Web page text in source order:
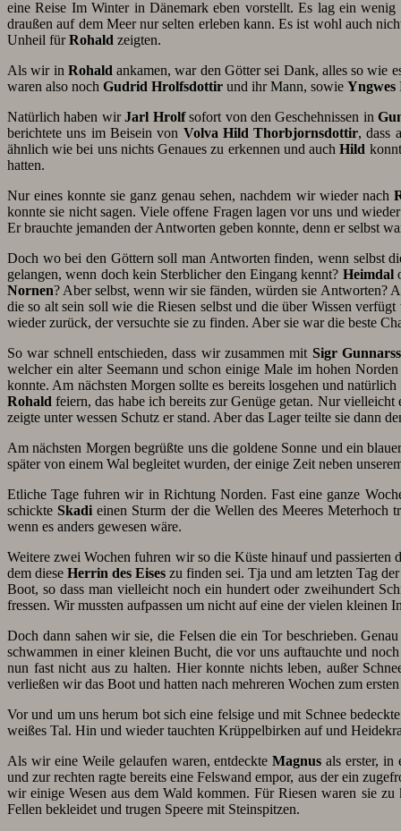
eine Reise Im Winter in Dänemark eben vorstellt. Es lag ein
draußen auf dem Meer nur selten erleben kann. Es ist wohl auch
Unheil fürRohald zeigten.
Als wir in Rohald ankamen, war den Götter sei Dank, alles so wie
waren also noch Gudrid Hrolfsdottir und ihr Mann, sowie Yngwes
Natürlich haben wirJarl Hrolfsofort von den Geschehnissen in
berichtete uns im Beisein von Volva Hild Thorbjornsdottir, dass
ähnlich wie bei uns nichts Genaues zu erkennen und auchHild
hatten.
Nur eines konnte sie ganz genau sehen, nachdem wir wieder nach
konnte sie nicht sagen. Viele offene Fragen lagen vor uns und
Er brauchte jemanden der Antworten geben konnte, denn er selbst
Doch wo bei den Göttern soll man Antworten finden, wenn selbst
gelangen, wenn doch kein Sterblicher den Eingang kennt? Heimdal
Nornen? Aber selbst, wenn wir sie fänden, würden sie Antworten?
die so alt sein soll wie die Riesen selbst und die über Wissen
wieder zurück, der versuchte sie zu finden. Aber sie war die beste
So war schnell entschieden, dass wir zusammen mit Sigr
welcher ein alter Seemann und schon einige Male im hohen
konnte. Am nächsten Morgen sollte es bereits losgehen und
Rohald feiern, das habe ich bereits zur Genüge getan. Nur
zeigte unter wessen Schutz er stand. Aber das Lager teilte sie dann
Am nächsten Morgen begrüßte uns die goldene Sonne und ein
später von einem Wal begleitet wurden, der einige Zeit neben
Etliche Tage fuhren wir in Richtung Norden. Fast eine ganze
schickteSkadi einen Sturm der die Wellen des Meeres Meterhoch
wenn es anders gewesen wäre.
Weitere zwei Wochen fuhren wir so die Küste hinauf und
dem diese Herrin des Eises zu finden sei. Tja und am letzten Tag
Boot, so dass man vielleicht noch ein hundert oder zweihundert
fressen. Wir mussten aufpassen um nicht auf eine der vielen kleinen
Doch dann sahen wir sie, die Felsen die ein Tor beschrieben.
schwammen in einer kleinen Bucht, die vor uns auftauchte und
nun fast nicht aus zu halten. Hier konnte nichts leben, außer
verließen wir das Boot und hatten nach mehreren Wochen zum
Vor und um uns herum bot sich eine felsige und mit Schnee
weißes Tal. Hin und wieder tauchten Krüppelbirken auf und
Als wir eine Weile gelaufen waren, entdeckteMagnus als erster, in
und zur rechten ragte bereits eine Felswand empor, aus der ein
wir einige Wesen aus dem Wald kommen. Für Riesen waren sie
Fellen bekleidet und trugen Speere mit Steinspitzen.